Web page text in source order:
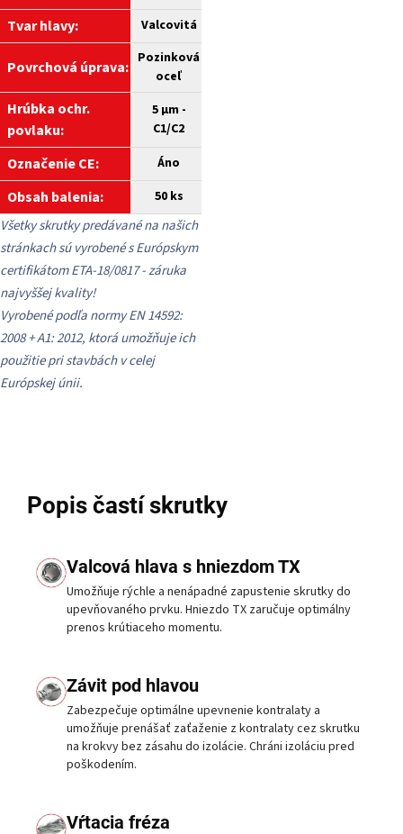
Tvar hlavy: Valcovitá
Povrchová úprava: Pozinková
oceľ
Hrúbka ochr.
povlaku:
5 µm -
C1/C2
Označenie CE: Áno
Obsah balenia: 50 ks
Všetky skrutky predávané na našich
stránkach sú vyrobené s Európskym
certifikátom ETA-18/0817 - záruka
najvyššej kvality!
Vyrobené podľa normy EN 14592:
2008 + A1: 2012, ktorá umožňuje ich
použitie pri stavbách v celej
Európskej únii.
Popis častí skrutky
Valcová hlava s hniezdom TX
Umožňuje rýchle a nenápadné zapustenie skrutky do
upevňovaného prvku. Hniezdo TX zaručuje optimálny
prenos krútiaceho momentu.
Závit pod hlavou
Zabezpečuje optimálne upevnenie kontralaty a
umožňuje prenášať zaťaženie z kontralaty cez skrutku
na krokvy bez zásahu do izolácie. Chráni izoláciu pred
poškodením.
Vŕtacia fréza